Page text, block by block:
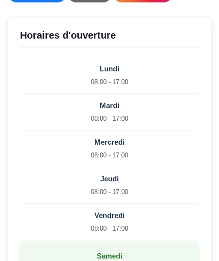
Horaires d'ouverture
Lundi
08:00 - 17:00
Mardi
08:00 - 17:00
Mercredi
08:00 - 17:00
Jeudi
08:00 - 17:00
Vendredi
08:00 - 17:00
Samedi